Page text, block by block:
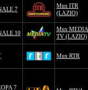
7
Mux ITR
(LAZIO)
10
Mux MEDIA
TV (LAZIO)
Mux RTR
7